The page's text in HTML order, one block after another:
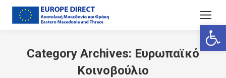
Category Archives: Ευρωπαϊκό
Κοινοβούλιο